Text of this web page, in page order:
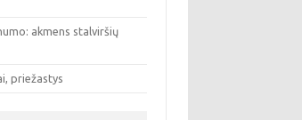
akmens stalviršių
priežastys